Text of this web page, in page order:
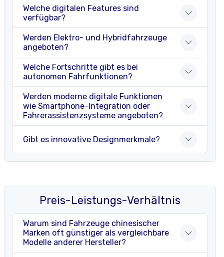
Welche digitalen Features sind
verfügbar?
Werden Elektro- und Hybridfahrzeuge
angeboten?
Welche Fortschritte gibt es bei
autonomen Fahrfunktionen?
Werden moderne digitale Funktionen
wie Smartphone-Integration oder
Fahrerassistenzsysteme angeboten?
Gibt es innovative Designmerkmale?
Preis-Leistungs-Verhältnis
Warum sind Fahrzeuge chinesischer
Marken oft günstiger als vergleichbare
Modelle anderer Hersteller?